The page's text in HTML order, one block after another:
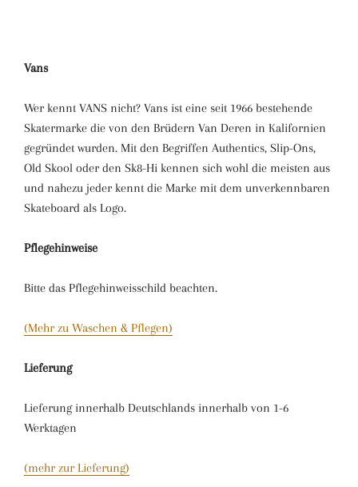
Vans
Wer kennt VANS nicht? Vans ist eine seit 1966 bestehende
Skatermarke die von den Brüdern Van Deren in Kalifornien
gegründet wurden. Mit den Begriffen Authentics, Slip-Ons,
Old Skool oder den Sk8-Hi kennen sich wohl die meisten aus
und nahezu jeder kennt die Marke mit dem unverkennbaren
Skateboard als Logo.
Pflegehinweise
Bitte das Pflegehinweisschild beachten.
(Mehr zu Waschen & Pflegen)
Lieferung
Lieferung innerhalb Deutschlands innerhalb von 1-6
Werktagen
(mehr zur Lieferung)